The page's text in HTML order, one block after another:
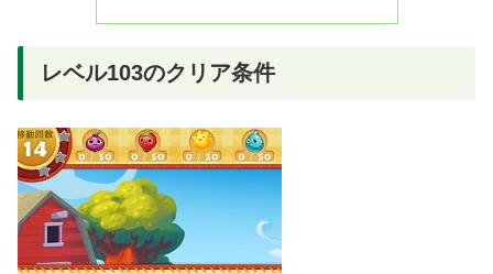
レベル103のクリア条件